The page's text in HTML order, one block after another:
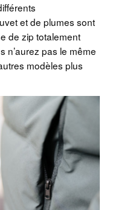
et de plumes sont
de zip totalement
n’aurez pas le même
modèles plus